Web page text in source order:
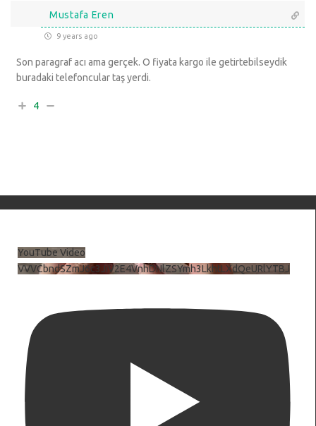
Mustafa Eren
9 years ago
Son paragraf acı ama gerçek. O fiyata kargo ile getirtebilseydik
buradaki telefoncular taş yerdi.
4
YouTube Video
VVVCbndSZmJ6c3JiV2E4VnhDNlZSYmh3LkhtLXdQeURlYTBJ